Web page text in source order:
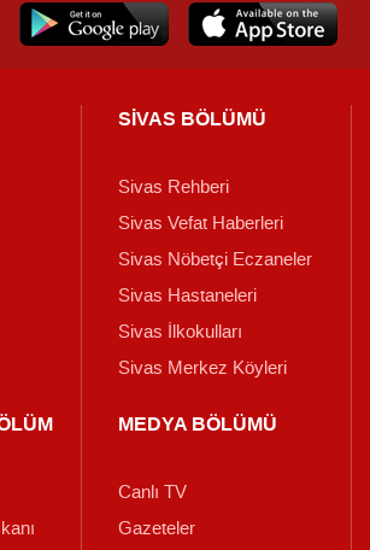
SİVAS BÖLÜMÜ
Sivas Rehberi
Sivas Vefat Haberleri
Sivas Nöbetçi Eczaneler
Sivas Hastaneleri
Sivas İlkokulları
Sivas Merkez Köyleri
MEDYA BÖLÜMÜ
Canlı TV
Gazeteler